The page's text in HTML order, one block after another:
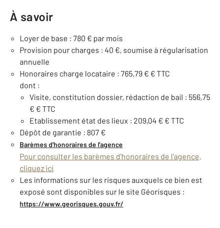
À savoir
Loyer de base : 780 € par mois
Provision pour charges : 40 €, soumise à régularisation
annuelle
Honoraires charge locataire : 765,79 € € TTC
dont :
Visite, constitution dossier, rédaction de bail : 556,75
€ € TTC
Etablissement état des lieux : 209,04 € € TTC
Dépôt de garantie : 807 €
Barèmes d'honoraires de l'agence
Pour consulter les barèmes d'honoraires de l'agence,
cliquez ici
Les informations sur les risques auxquels ce bien est
exposé sont disponibles sur le site Géorisques :
https://www.georisques.gouv.fr/